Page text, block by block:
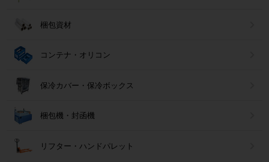
梱包資材
コンテナ・オリコン
保冷カバー・保冷ボックス
梱包機・封函機
リフター・ハンドパレット